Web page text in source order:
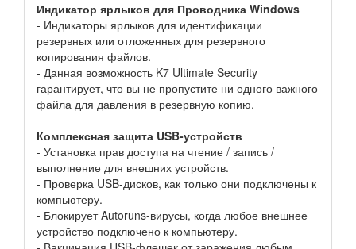
Индикатор ярлыков для Проводника Windows
- Индикаторы ярлыков для идентификации
резервных или отложенных для резервного
копирования файлов.
- Данная возможность K7 Ultimate Security
гарантирует, что вы не пропустите ни одного важного
файла для давления в резервную копию.
Комплексная защита USB-устройств
- Установка прав доступа на чтение / запись /
выполнение для внешних устройств.
- Проверка USB-дисков, как только они подключены к
компьютеру.
- Блокирует Autoruns-вирусы, когда любое внешнее
устройство подключено к компьютеру.